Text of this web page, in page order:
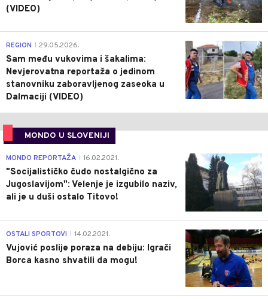
(VIDEO)
0
REGION 29.05.2026.
Sam među vukovima i šakalima:
Nevjerovatna reportaža o jedinom
stanovniku zaboravljenog zaseoka u
Dalmaciji (VIDEO)
MONDO U SLOVENIJI
4
MONDO REPORTAŽA 16.02.2021.
"Socijalističko čudo nostalgično za
Jugoslavijom": Velenje je izgubilo naziv,
ali je u duši ostalo Titovo!
1
OSTALI SPORTOVI 14.02.2021.
Vujović poslije poraza na debiju: Igrači
Borca kasno shvatili da mogu!